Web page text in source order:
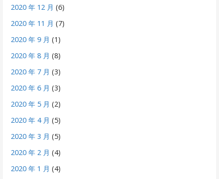
2020 年 12 月 (6)
2020 年 11 月 (7)
2020 年 9 月 (1)
2020 年 8 月 (8)
2020 年 7 月 (3)
2020 年 6 月 (3)
2020 年 5 月 (2)
2020 年 4 月 (5)
2020 年 3 月 (5)
2020 年 2 月 (4)
2020 年 1 月 (4)